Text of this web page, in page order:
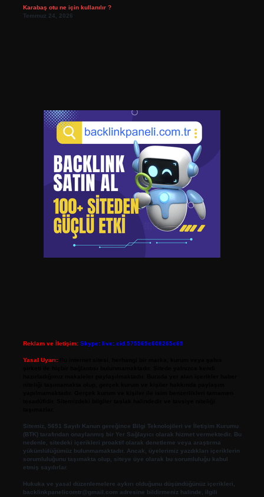
Karabaş otu ne için kullanılır ?
Temmuz 24, 2026
Reklam ve İletişim: Skype: live:.cid.575569c608265c69
Yasal Uyarı:
Sitemiz, 5651 Sayılı Kanun gereğince Bilgi Teknolojileri ve İletişim Kurumu
(BTK) tarafından onaylanmış bir Yer Sağlayıcı olarak hizmet vermektedir. Bu
nedenle, sitedeki içerikleri proaktif olarak denetleme veya araştırma
yükümlülüğümüz bulunmamaktadır. Ancak, üyelerimiz yazdıkları içeriklerin
sorumluluğunu taşımakta olup, siteye üye olarak bu sorumluluğu kabul
etmiş sayılırlar.
Hukuka ve yasal düzenlemelere aykırı olduğunu düşündüğünüz içerikleri,
backlinkpanelicomtr@gmail.com adresine bildirmeniz halinde, ilgili